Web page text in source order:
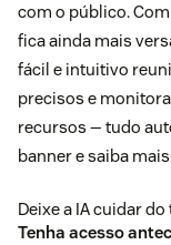
com o público.
fica ainda mais
fácil e intuitivo
precisos e
recursos — tudo
banner e saiba
Deixe a IA cuidar
Tenha acesso